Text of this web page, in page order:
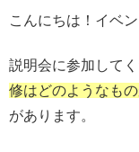
こんにちは！イベ
説明会に参加して
修はどのようなもの
があります。